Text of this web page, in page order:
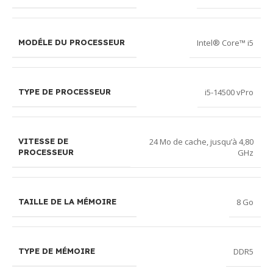
MODÉLE DU PROCESSEUR Intel® Core™ i5
TYPE DE PROCESSEUR i5-14500 vPro
VITESSE DE
PROCESSEUR
24 Mo de cache, jusqu’à 4,80
GHz
TAILLE DE LA MÉMOIRE 8 Go
TYPE DE MÉMOIRE DDR5